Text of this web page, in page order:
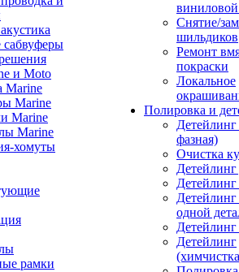
и Moto
Marine
Marine
Marine
Marine
хомуты
рамки
Снятие/
шильдиков
Ремонт
покраски
Локальное
Полировка и
фазная)
Очистка
Детейлинг
одной
Детейлинг